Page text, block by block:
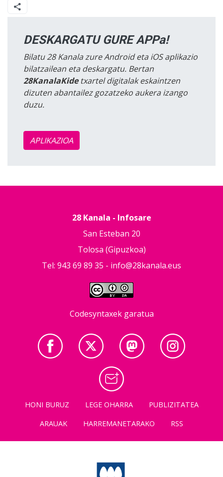
DESKARGATU GURE APPa!
Bilatu 28 Kanala zure Android eta iOS aplikazio
bilatzailean eta deskargatu. Bertan
28KanalaKidetxartel digitalak eskaintzen
dizuten abantailez gozatzeko aukera izango
duzu.
APLIKAZIOA
28 Kanala - Infosare
San Esteban 20
Tolosa (Gipuzkoa)
Tel: 943 69 89 35 - info@28kanala.eus
Codesyntaxek garatua
HONI BURUZ LEGE OHARRA
PUBLIZITATEA
ARAUAK
HARREMANETARAKO RSS